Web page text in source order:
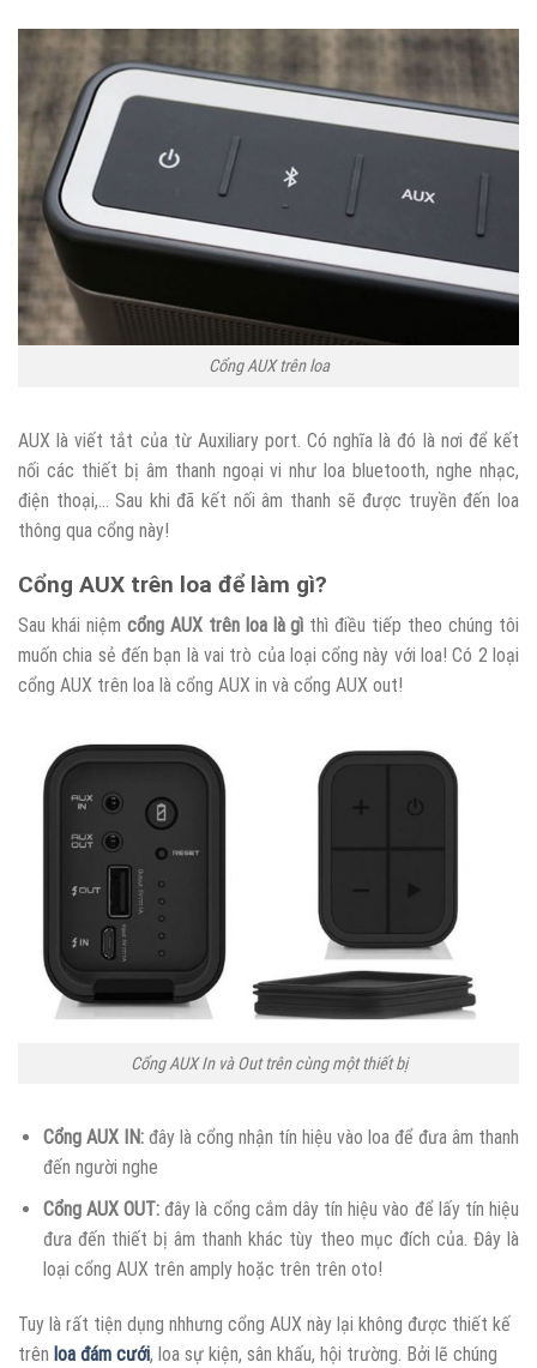
Cổng AUX trên loa
AUX là viết tắt của từ Auxiliary port. Có nghĩa là đó là nơi để kết
nối các thiết bị âm thanh ngoại vi như loa bluetooth, nghe nhạc,
điện thoại,… Sau khi đã kết nối âm thanh sẽ được truyền đến loa
thông qua cổng này!
Cổng AUX trên loa để làm gì?
Sau khái niệm cổng AUX trên loa là gì thì điều tiếp theo chúng tôi
muốn chia sẻ đến bạn là vai trò của loại cổng này với loa! Có 2 loại
cổng AUX trên loa là cổng AUX in và cổng AUX out!
Cổng AUX In và Out trên cùng một thiết bị
Cổng AUX IN:đây là cổng nhận tín hiệu vào loa để đưa âm thanh
đến người nghe
Cổng AUX OUT: đây là cổng cắm dây tín hiệu vào để lấy tín hiệu
đưa đến thiết bị âm thanh khác tùy theo mục đích của. Đây là
loại cổng AUX trên amply hoặc trên trên oto!
Tuy là rất tiện dụng nhhưng cổng AUX này lại không được thiết kế
trên loa đám cưới, loa sự kiện, sân khấu, hội trường. Bởi lẽ chúng